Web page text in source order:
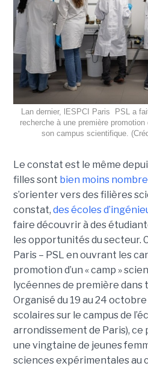
Lan dernier, lESPCI Paris  PSL a
recherche à une première
son campus scientifique.
Le constat est le même
filles sont bien moins
s’orienter vers des filières
constat, des écoles
faire découvrir à des
les opportunités du secteur.
Paris – PSL en ouvrant les
promotion d’un « camp »
lycéennes de première dans
Organisé du 19 au 24
scolaires sur le campus de
arrondissement de Paris),
une vingtaine de jeunes
sciences expérimentales au